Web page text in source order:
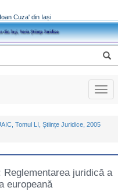
Cuza' din Iași
Tomul LI, Științe Juridice, 2005
juridică a
europeană